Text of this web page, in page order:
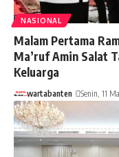
NASIONAL
Malam Pertama
Ma’ruf Amin Salat
Keluarga
wartabanten Senin, 11